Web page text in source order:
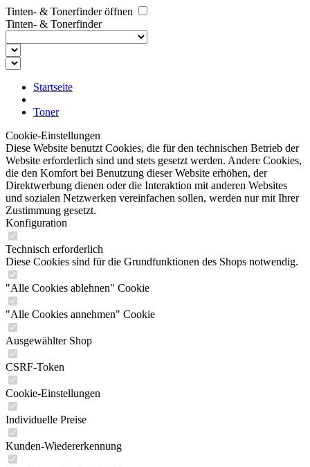
Tinten- & Tonerfinder öffnen
Tinten- & Tonerfinder
Startseite
Toner
Cookie-Einstellungen
Diese Website benutzt Cookies, die für den technischen Betrieb der
Website erforderlich sind und stets gesetzt werden. Andere Cookies,
die den Komfort bei Benutzung dieser Website erhöhen, der
Direktwerbung dienen oder die Interaktion mit anderen Websites
und sozialen Netzwerken vereinfachen sollen, werden nur mit Ihrer
Zustimmung gesetzt.
Konfiguration
Technisch erforderlich
Diese Cookies sind für die Grundfunktionen des Shops notwendig.
"Alle Cookies ablehnen" Cookie
"Alle Cookies annehmen" Cookie
Ausgewählter Shop
CSRF-Token
Cookie-Einstellungen
Individuelle Preise
Kunden-Wiedererkennung